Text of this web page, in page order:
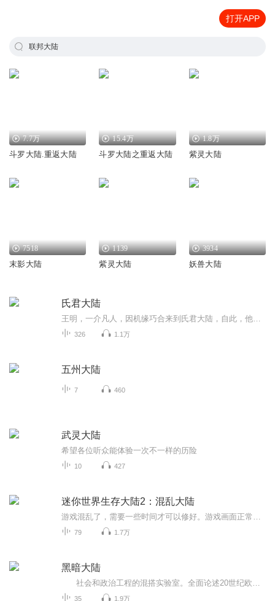
打开APP
联邦大陆
7.7万
斗罗大陆.重返大陆
15.4万
斗罗大陆之重返大陆
1.8万
紫灵大陆
7518
末影大陆
1139
紫灵大陆
3934
妖兽大陆
氏君大陆
326 1.1万
五州大陆
7 460
武灵大陆
希望各位听众能体验一次不一样的历险
10 427
迷你世界生存大陆2：混乱大陆
79 1.7万
黑暗大陆
35 1.9万